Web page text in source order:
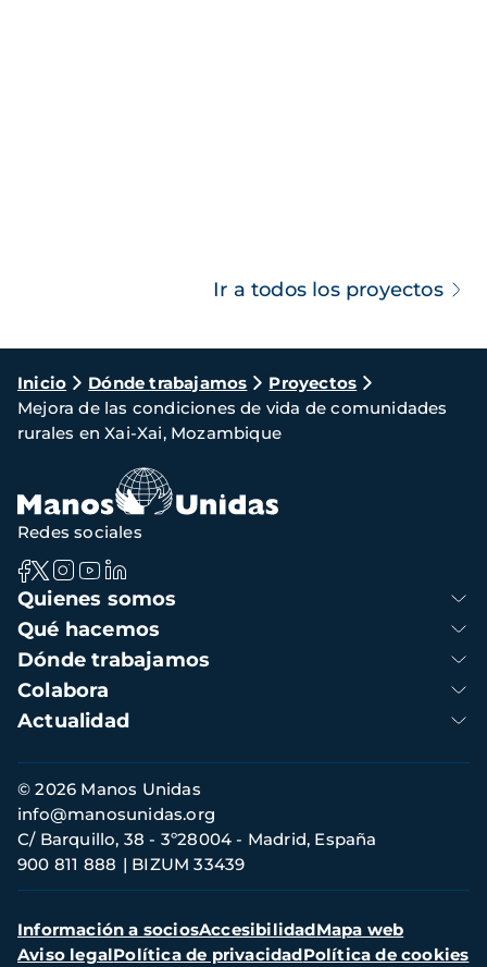
Ir a todos los proyectos
Ruta
de
navegación
Inicio Dónde trabajamos
Proyectos
Mejora de las condiciones de vida de comunidades
rurales en Xai-Xai, Mozambique
Navegación
principal
Quienes somos
Qué hacemos
Dónde trabajamos
Colabora
Actualidad
Redes sociales
Información
de
contacto
© 2026 Manos Unidas
C/ Barquillo, 38 - 3º28004 - Madrid, España
900 811 888
BIZUM 33439
info@manosunidas.org
Menú
secundario
Información a sociosAccesibilidadMapa web
Aviso legalPolítica de privacidadPolítica de cookies